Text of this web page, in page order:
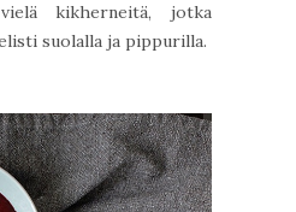
kikherneitä, jotka
suolalla ja pippurilla.